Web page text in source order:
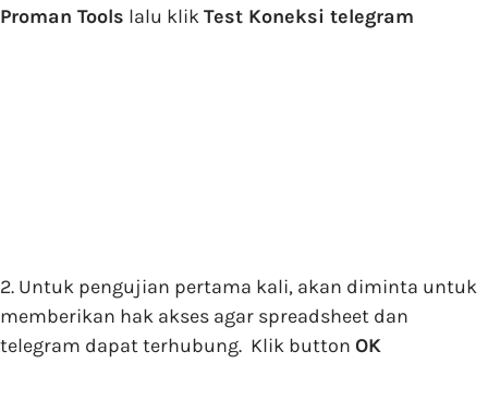
Proman Tools lalu klikTest Koneksi telegram
2. Untuk pengujian pertama kali, akan diminta untuk
memberikan hak akses agar spreadsheet dan
telegram dapat terhubung. Klik button OK